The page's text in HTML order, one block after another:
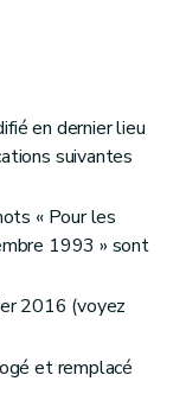
en dernier lieu
suivantes
« Pour les
1993 » sont
2016 (voyez
et remplacé